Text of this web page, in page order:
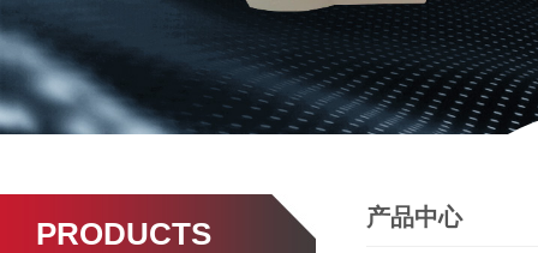
PRODUCTS 产品中心